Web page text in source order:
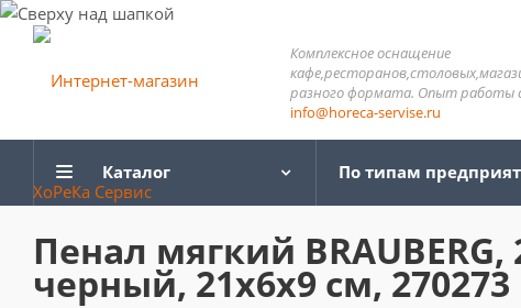
Комплексное оснащение
разного формата. Опыт работы
info@horeca-servise.ru
Каталог По типам
Пенал мягкий
черный, 21х6х9 см, 270273